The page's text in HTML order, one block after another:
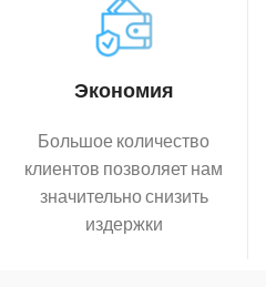
Экономия
Большое количество
клиентов позволяет нам
значительно снизить
издержки